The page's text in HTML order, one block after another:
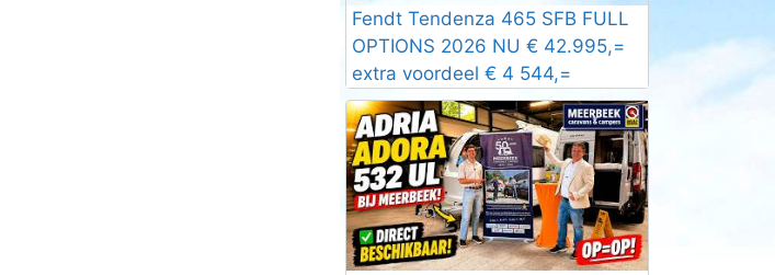
Fendt Tendenza 465 SFB FULL
OPTIONS 2026 NU € 42.995,=
extra voordeel € 4 544,=